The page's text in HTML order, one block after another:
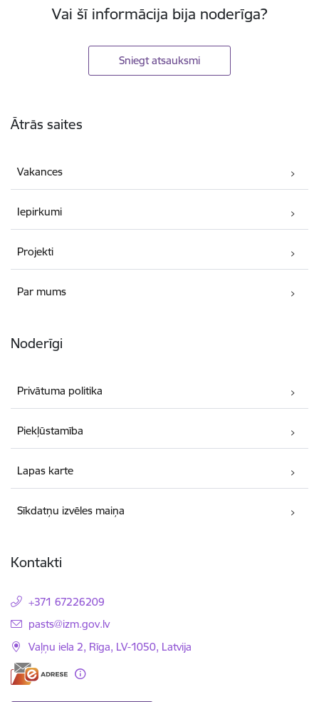
Vai šī informācija bija noderīga?
Sniegt atsauksmi
Ātrās saites
Vakances
Iepirkumi
Projekti
Par mums
Noderīgi
Privātuma politika
Piekļūstamība
Lapas karte
Sīkdatņu izvēles maiņa
Kontakti
+371 67226209
E-pasts:
pasts@izm.gov.lv
Vaļņu iela 2, Rīga, LV-1050, Latvija